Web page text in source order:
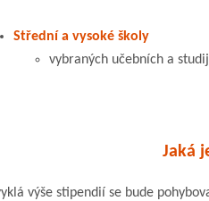
Střední a vysoké školy
vybraných učebních a
Jaká
výše stipendií se bude